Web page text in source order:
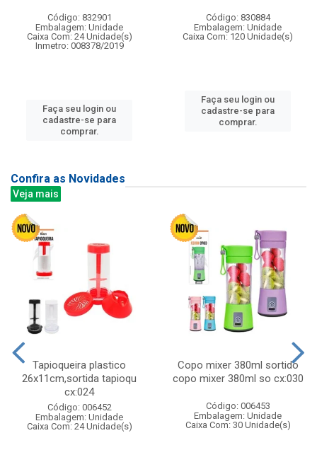
Código: 832901
Embalagem: Unidade
Caixa Com: 24 Unidade(s)
Inmetro: 008378/2019
Faça seu login ou
cadastre-se para
comprar.
Código: 830884
Embalagem: Unidade
Caixa Com: 120 Unidade(s)
Faça seu login ou
cadastre-se para
comprar.
Confira as Novidades
Veja mais
Tapioqueira plastico
26x11cm,sortida tapioqu
cx:024
Código: 006452
Embalagem: Unidade
Caixa Com: 24 Unidade(s)
Copo mixer 380ml sortido
copo mixer 380ml so cx:030
Código: 006453
Embalagem: Unidade
Caixa Com: 30 Unidade(s)